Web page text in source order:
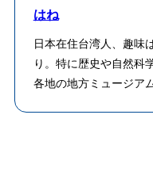
はね
日本在住台湾人、趣味
り。特に歴史や自然科
各地の地方ミュージア